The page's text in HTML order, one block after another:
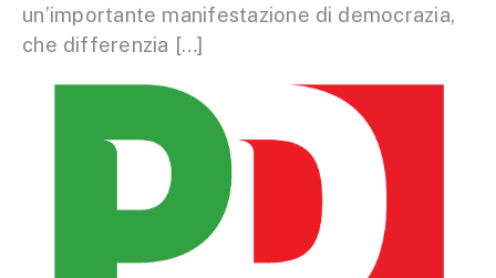
un’importante manifestazione di democrazia,
che differenzia […]